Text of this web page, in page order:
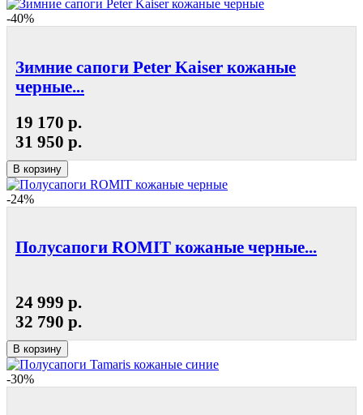
-40%
Зимние сапоги Peter Kaiser кожаные
черные...
19 170 р.
31 950 р.
В корзину
-24%
Полусапоги ROMIT кожаные черные...
24 999 р.
32 790 р.
В корзину
-30%